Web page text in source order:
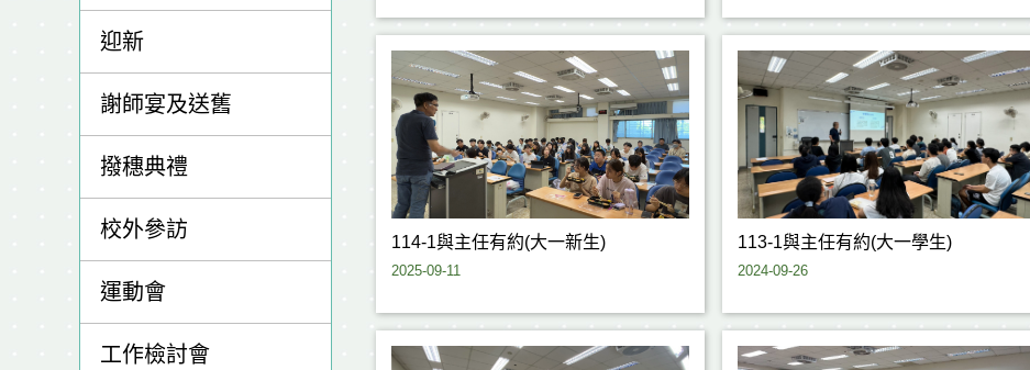
迎新
謝師宴及送舊
撥穗典禮
校外參訪
運動會
工作檢討會
114-1與主任有約(大一新生)
2025-09-11
113-1與主任有約(大一學生)
2024-09-26